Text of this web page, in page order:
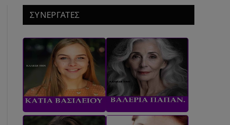
ΣΥΝΕΡΓΑΤΕΣ